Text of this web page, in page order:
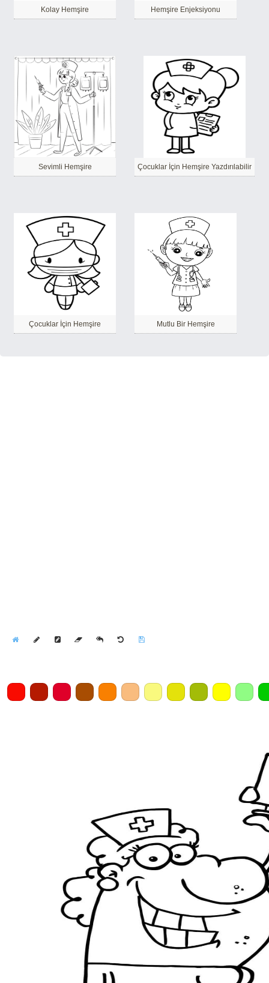
Kolay Hemşire Hemşire Enjeksiyonu
Sevimli Hemşire Çocuklar İçin Hemşire Yazdırılabilir
Çocuklar İçin Hemşire Mutlu Bir Hemşire